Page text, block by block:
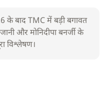
के बाद TMC में बड़ी बगावत
और मोनिदीपा बनर्जी के
विश्लेषण।